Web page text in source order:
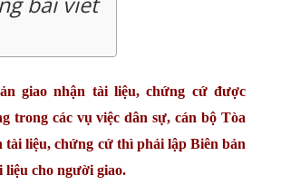
giao nhận tài liệu, chứng cứ được
trong các vụ việc dân sự, cán bộ Tòa
tài liệu, chứng cứ thì phải lập Biên bản
liệu cho người giao.